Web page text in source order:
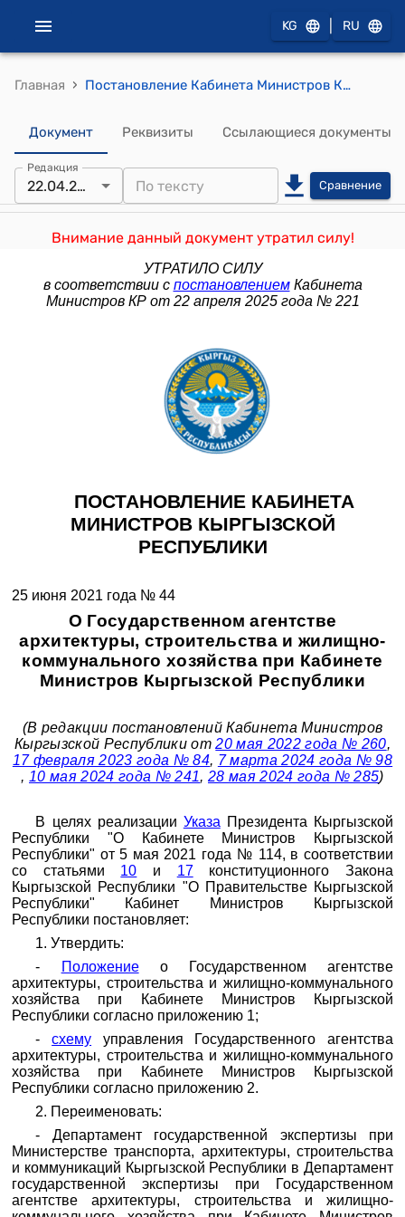
KG RU
Главная › Постановление Кабинета Министров КР от 25 июня 2021 года № 44 "О Государственном агентстве архитектуры, строительства и жилищно-коммунального хозяйства при Кабинете Министров Кыргызской Республики"
Документ Реквизиты Ссылающиеся документы
Редакция
22.04.2025 Сравнение
Внимание данный документ утратил силу!